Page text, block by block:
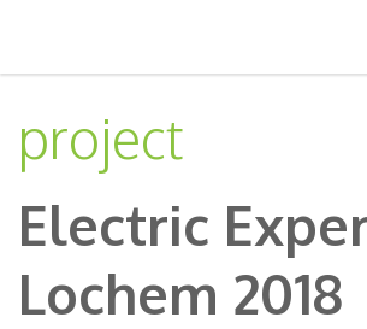
project
Electric
Lochem 2018